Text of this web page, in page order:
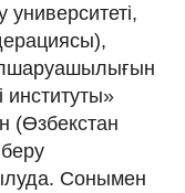
университеті,
(Өзбекстан
Сонымен